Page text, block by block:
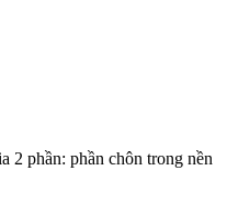
2 phần: phần chôn trong nền